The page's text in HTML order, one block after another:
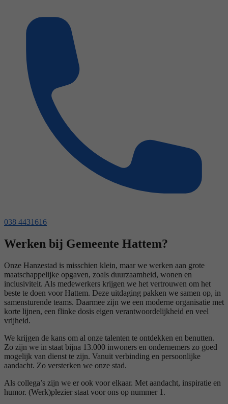
038 4431616
Werken bij Gemeente Hattem?
Onze Hanzestad is misschien klein, maar we werken aan grote
maatschappelijke opgaven, zoals duurzaamheid, wonen en
inclusiviteit. Als medewerkers krijgen we het vertrouwen om het
beste te doen voor Hattem. Deze uitdaging pakken we samen op, in
samensturende teams. Daarmee zijn we een moderne organisatie met
korte lijnen, een flinke dosis eigen verantwoordelijkheid en veel
vrijheid.
We krijgen de kans om al onze talenten te ontdekken en benutten.
Zo zijn we in staat bijna 13.000 inwoners en ondernemers zo goed
mogelijk van dienst te zijn. Vanuit verbinding en persoonlijke
aandacht. Zo versterken we onze stad.
Als collega’s zijn we er ook voor elkaar. Met aandacht, inspiratie en
humor. (Werk)plezier staat voor ons op nummer 1.